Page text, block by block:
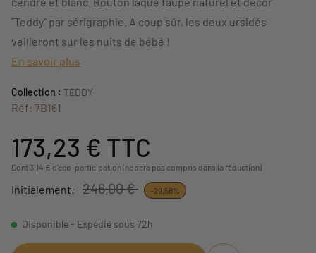
"Teddy" par sérigraphie. A coup sûr, les deux ursidés
veilleront sur les nuits de bébé !
En savoir plus
Collection : TEDDY
Réf: 7B161
173,23 € TTC
Dont 3,14 € d'éco-participation (ne sera pas compris dans la réduction)
Initialement: 246,00 € -29,58%
Disponible - Expédié sous 72h